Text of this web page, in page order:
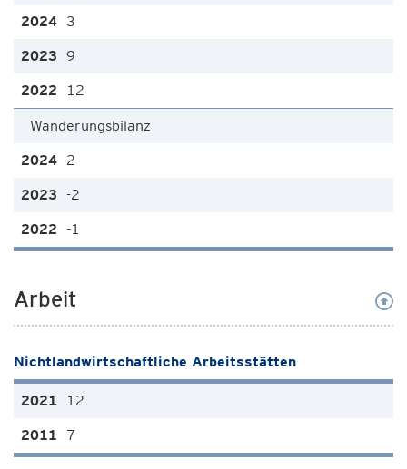
3
9
12
Wanderungsbilanz
2
-2
-1
Arbeit
Nichtlandwirtschaftliche Arbeitsstätten
12
7